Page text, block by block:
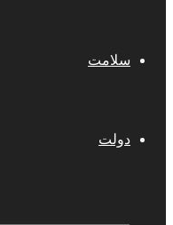
سلامت
دولت